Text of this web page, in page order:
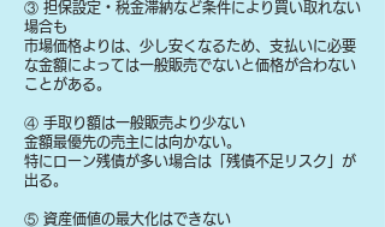
③ 担保設定・税金滞納など条件により買い取れない
場合も
​市場価格よりは、少し安くなるため、支払いに必要
な金額によっては一般販売でないと価格が合わない
ことがある。
④ 手取り額は一般販売より少ない
金額最優先の売主には向かない。
特にローン残債が多い場合は「残債不足リスク」が
出る。
⑤ 資産価値の最大化はできない